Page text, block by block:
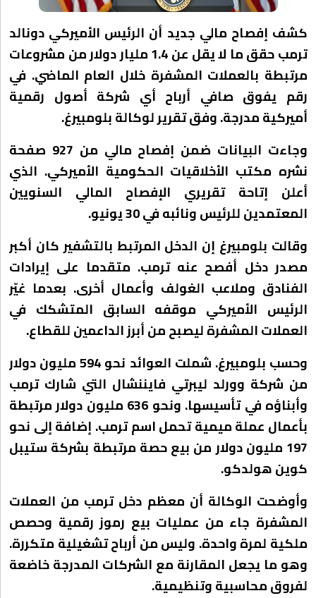
كشف إفصاح مالي جديد أن الرئيس الأميركي دونالد
ترمب حقق ما لا يقل عن 1.4 مليار دولار من مشروعات
مرتبطة بالعملات المشفرة خلال العام الماضي. في
رقم يفوق صافي أرباح أي شركة أصول رقمية
أميركية مدرجة. وفق تقرير لوكالة بلومبيرغ.
وجاءت البيانات ضمن إفصاح مالي من 927 صفحة
نشره مكتب الأخلاقيات الحكومية الأميركي. الذي
أعلن إتاحة تقريري الإفصاح المالي السنويين
المعتمدين للرئيس ونائبه في 30 يونيو.
وقالت بلومبيرغ إن الدخل المرتبط بالتشفير كان أكبر
مصدر دخل أفصح عنه ترمب. متقدما على إيرادات
الفنادق وملاعب الغولف وأعمال أخرى. بعدما غيّر
الرئيس الأميركي موقفه السابق المتشكك في
العملات المشفرة ليصبح من أبرز الداعمين للقطاع.
وحسب بلومبيرغ. شملت العوائد نحو 594 مليون دولار
من شركة وورلد ليبرتي فايننشال التي شارك ترمب
وأبناؤه في تأسيسها. ونحو 636 مليون دولار مرتبطة
بأعمال عملة ميمية تحمل اسم ترمب. إضافة إلى نحو
197 مليون دولار من بيع حصة مرتبطة بشركة ستيبل
كوين هولدكو.
وأوضحت الوكالة أن معظم دخل ترمب من العملات
المشفرة جاء من عمليات بيع رموز رقمية وحصص
ملكية لمرة واحدة. وليس من أرباح تشغيلية متكررة.
وهو ما يجعل المقارنة مع الشركات المدرجة خاضعة
لفروق محاسبية وتنظيمية.